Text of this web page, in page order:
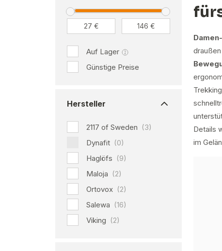
Auf Lager
Günstige Preise
Hersteller
2117 of Sweden (3)
Dynafit (0)
Haglöfs (9)
Maloja (2)
Ortovox (2)
Salewa (16)
Viking (2)
Details
im